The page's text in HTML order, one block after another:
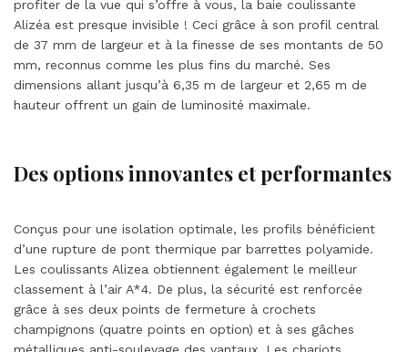
profiter de la vue qui s’offre à vous, la baie coulissante
Alizéa est presque invisible ! Ceci grâce à son profil central
de 37 mm de largeur et à la finesse de ses montants de 50
mm, reconnus comme les plus fins du marché. Ses
dimensions allant jusqu’à 6,35 m de largeur et 2,65 m de
hauteur offrent un gain de luminosité maximale.
Des options innovantes et performantes
Conçus pour une isolation optimale, les profils bénéficient
d’une rupture de pont thermique par barrettes polyamide.
Les coulissants Alizea obtiennent également le meilleur
classement à l’air A*4. De plus, la sécurité est renforcée
grâce à ses deux points de fermeture à crochets
champignons (quatre points en option) et à ses gâches